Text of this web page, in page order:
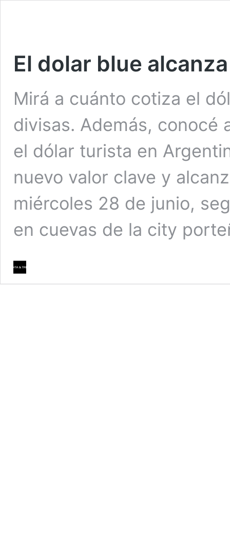
El dolar blue
Mirá a cuánto cotiza el
divisas. Además, conocé
el dólar turista en
nuevo valor clave y
miércoles 28 de junio,
en cuevas de la city